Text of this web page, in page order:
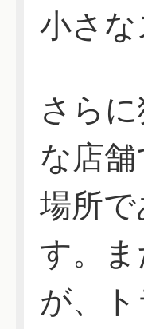
小さ
さら
な店
場所
す。
が、